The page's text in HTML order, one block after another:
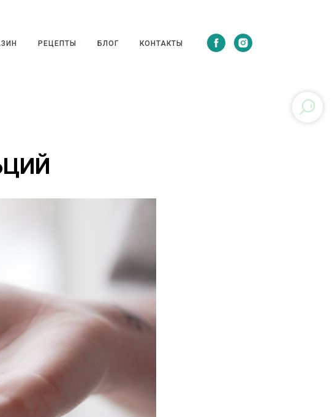
РЕЦЕПТЫ БЛОГ КОНТАКТЫ
РЕЦЕПТЫ БЛОГ КОНТАКТЫ